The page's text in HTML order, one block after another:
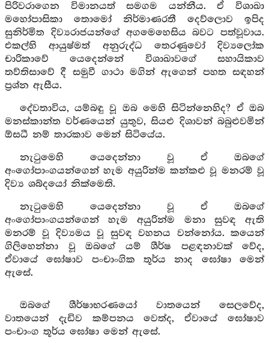
පිරිවරාගෙන විමානයත් සමගම යන්නීය. ඒ විශාඛා
මහෝපාසිකා තොමෝ නිර්මාණරතී දෙව්ලොව ඉපිද
සුනිර්මිත දිව්‍යරාජයන්ගේ අගමෙහෙසිය බවට පත්වූවාය.
එකල්හි ආයුෂ්මත් අනුරුද්ධ තෙරණුවෝ දිව්‍යලෝක
චාරිකාවේ යෙදෙන්නේ විශාඛාවගේ සහායිකාව
තව්තිසාවේ දී සමුවී ගාථා මගින් ඇගෙන් පහත සඳහන්
ප්‍රශ්න ඇසීය.
දේවතාවිය, යම්බඳු වූ ඔබ මෙහි සිටින්නෙහිද? ඒ ඔබ
මනස්කාන්ත වර්ණයෙන් යුතුව, සියළු දිශාවන් බබුළුවමින්
ඕසධී නම් තාරකාව මෙන් සිටියේය.
නැටුමෙහි යෙදෙන්නා වූ ඒ ඔබගේ
අංගෝපාංගයන්ගෙන් හැම අයුරින්ම කන්කළු වූ මනරම් වූ
දිව්‍ය ශබ්දයෝ නික්මෙති.
නැටුමෙහි යෙදෙන්නා වූ ඒ ඔබගේ
අංගෝපාංගයන්ගෙන් හැම අයුරින්ම මනා සුවඳ ඇති
මනරම් වූ දිව්‍යමය වූ සුවඳ වහනය වන්නෝය. කයෙන්
ගිලිහෙන්නා වූ ඔබගේ යම් ශීර්ෂ පළඳනාවක් වේද,
ඒවායේ ඝෝෂාව පංචාංගික තූර්ය නාද ඝෝෂා මෙන්
ඇසේ.
ඔබගේ ශීර්ෂාභරණයෝ වාතයෙන් සෙලවේද,
වාතයෙන් දැඩිව කම්පනය වෙත්ද, ඒවායේ ඝෝෂාව
පංචාංග තූර්ය ඝෝෂා මෙන් ඇසේ.